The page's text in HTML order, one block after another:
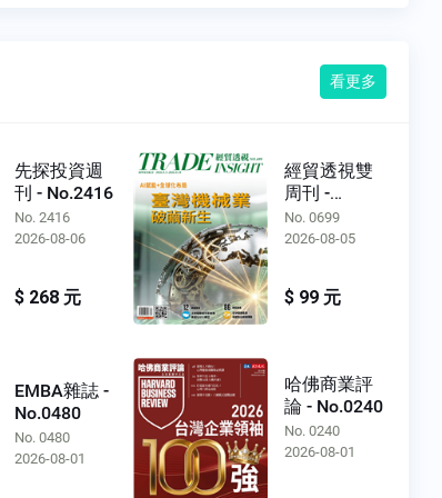
看更多
先探投資週
刊 - No.2416
No. 2416
2026-08-06
$ 268 元
經貿透視雙
周刊 -
No.0699
No. 0699
2026-08-05
$ 99 元
EMBA雜誌 -
No.0480
No. 0480
2026-08-01
哈佛商業評
論 - No.0240
No. 0240
2026-08-01